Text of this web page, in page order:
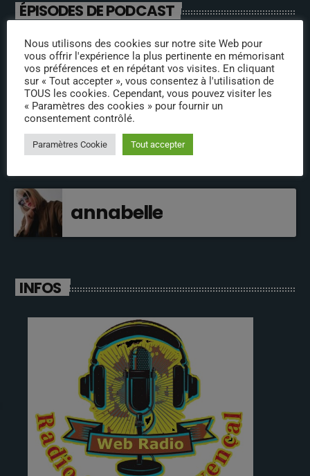
ÉPISODES DE PODCAST
ANIMATEURS
jeremy directeur
fabrice
annabelle
INFOS
Nous utilisons des cookies sur notre site Web pour
vous offrir l'expérience la plus pertinente en mémorisant
vos préférences et en répétant vos visites. En cliquant
sur « Tout accepter », vous consentez à l'utilisation de
TOUS les cookies. Cependant, vous pouvez visiter les
« Paramètres des cookies » pour fournir un
consentement contrôlé.
Paramètres Cookie Tout accepter